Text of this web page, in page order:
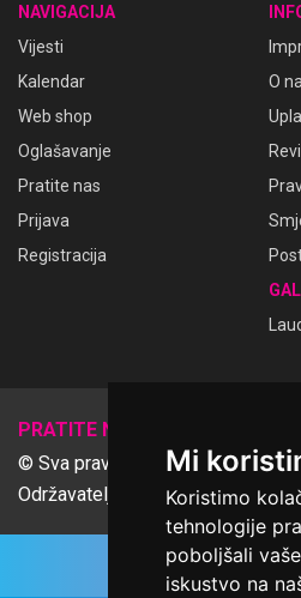
Mi
Koristimo
tehnologije
poboljšali
iskustvo na
NAVIGACIJA
Vijesti
Kalendar
Web shop
Oglašavanje
Pratite nas
Prijava
Registracija
O
PRATITE NAS
© Sva prava pridržana Udruga
Održavatelj Netcom d.o.o., Riva 6,